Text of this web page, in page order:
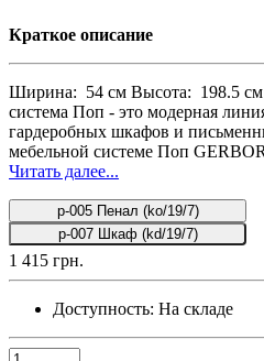
Краткое описание
Ширина: 54 см Высота: 198.5
система Поп - это модерная
гардеробных шкафов и
мебельной системе Поп
Читать далее...
p-005 Пенал (ko/19/7)
p-007 Шкаф (kd/19/7)
1 415 грн.
Доступность: На складе